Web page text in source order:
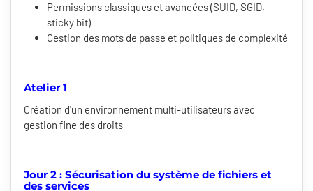
Permissions classiques et avancées (SUID, SGID,
sticky bit)
Gestion des mots de passe et politiques de complexité
Atelier 1
Création d'un environnement multi-utilisateurs avec
gestion fine des droits
Jour 2 : Sécurisation du système de fichiers et
des services